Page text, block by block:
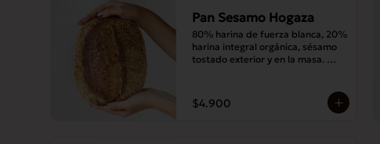
Pan Sesamo Hogaza
80% harina de fuerza blanca, 20%
harina integral orgánica, sésamo
tostado exterior y en la masa.
$4.900